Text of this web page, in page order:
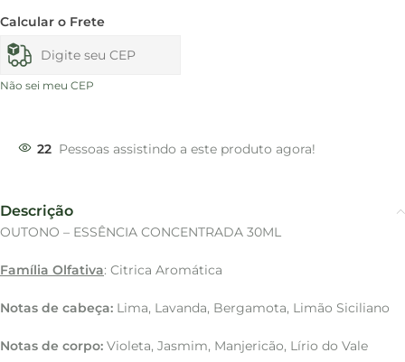
Calcular o Frete
Não sei meu CEP
22 Pessoas assistindo a este produto agora!
Descrição
OUTONO – ESSÊNCIA CONCENTRADA 30ML
Família Olfativa: Citrica Aromática
Notas de cabeça: Lima, Lavanda, Bergamota, Limão Siciliano
Notas de corpo: Violeta, Jasmim, Manjericão, Lírio do Vale